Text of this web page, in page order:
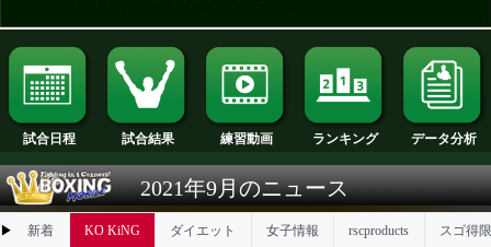
試合日程 試合結果 練習動画 ランキング